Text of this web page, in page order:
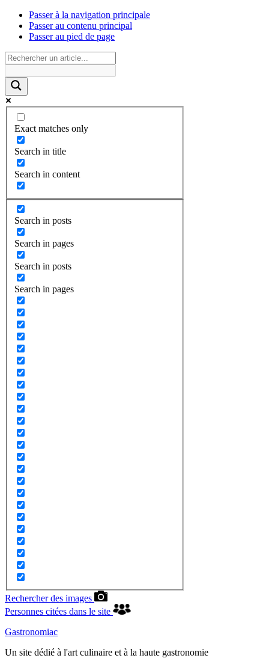
Passer à la navigation principale
Passer au contenu principal
Passer au pied de page
Exact matches only
Search in title
Search in content
Search in posts
Search in pages
Search in posts
Search in pages
Rechercher des images
Personnes citées dans le site
Gastronomiac
Un site dédié à l'art culinaire et à la haute gastronomie